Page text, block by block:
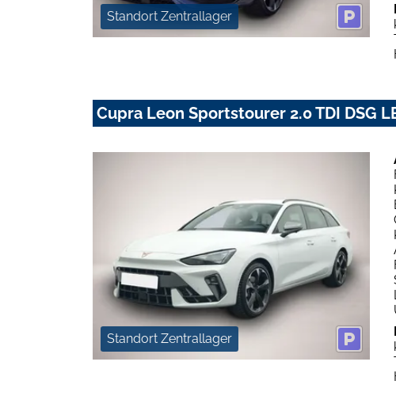
Standort Zentrallager
Cupra Leon Sportstourer 2.0 TDI DSG
Standort Zentrallager